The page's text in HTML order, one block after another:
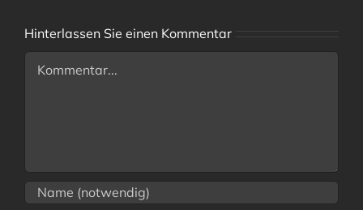
Hinterlassen Sie einen Kommentar
Comment